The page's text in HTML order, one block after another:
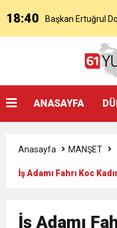
18:40 Başkan Ertuğrul
Salah’ın Trabzon
20:05
ANASAYFA
Anasayfa MANŞET
İş Adamı Fahrı Koc
İş Adamı